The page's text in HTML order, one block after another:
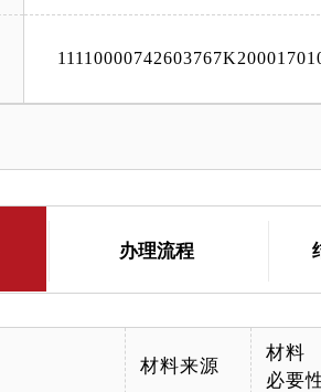
办理流程
材料来源
材料
必要